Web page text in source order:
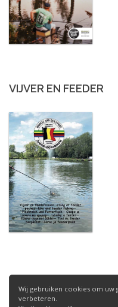
VIJVER EN FEEDER
Wij gebruiken cookies om uw
verbeteren.